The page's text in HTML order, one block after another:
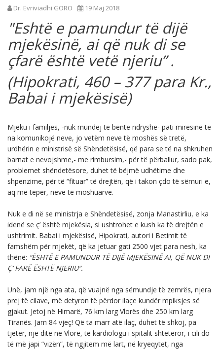
Dr. Evriviadhi GORO 19 Maj 2018
"Eshtë e pamundur të dijë
mjekësinë, ai që nuk di se
çfarë është vetë njeriu” .
(Hipokrati, 460 – 377 para Kr.,
Babai i mjekësisë)
Mjeku i familjes, -nuk mundej të bënte ndryshe- pati mirësinë të
na komunikojë neve, jo vetëm neve të moshës së tretë,
urdhërin e ministrisë së Shëndetësisë, që para se të na shkruhen
barnat e nevojshme,- me rimbursim,- për të përballur, sado pak,
problemet shëndetësore, duhet të bëjmë udhëtime dhe
shpenzime, për të “fituar” të drejtën, që i takon çdo të sëmuri e,
aq më tepër, neve të moshuarve.
Nuk e di në se ministrja e Shëndetësisë, zonja Manastirliu, e ka
idenë se ç’ është mjekësia, si ushtrohet e kush ka të drejtën e
ushtrimit. Babai i mjekësisë, Hipokrati, autori i Betimit të
famshëm për mjekët, që ka jetuar gati 2500 vjet para nesh, ka
thënë: “ËSHTË E PAMUNDUR TË DIJË MJEKËSINË AI, QË NUK DI
Ç’ FARË ËSHTË NJERIU”.
Unë, jam një nga ata, që vuajnë nga sëmundje të zemrës, njera
prej të cilave, më detyron të përdor ilaçe kundër mpiksjes së
gjakut. Jetoj në Himarë, 76 km larg Vlorës dhe 250 km larg
Tiranës. Jam 84 vjeç! Që ta marr atë ilaç, duhet të shkoj, pa
tjetër, një ditë në Vlorë, te kardiologu i spitalit shtetëror, i cili do
të më japi “vizën”, të ngjitem më lart, në kryeqytet, nga